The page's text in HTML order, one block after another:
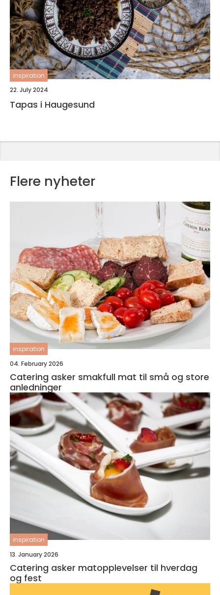
inspiration
22. July 2024
Tapas i Haugesund
Flere nyheter
inspiration
04. February 2026
Catering asker smakfull mat til små og store
anledninger
inspiration
13. January 2026
Catering asker matopplevelser til hverdag
og fest